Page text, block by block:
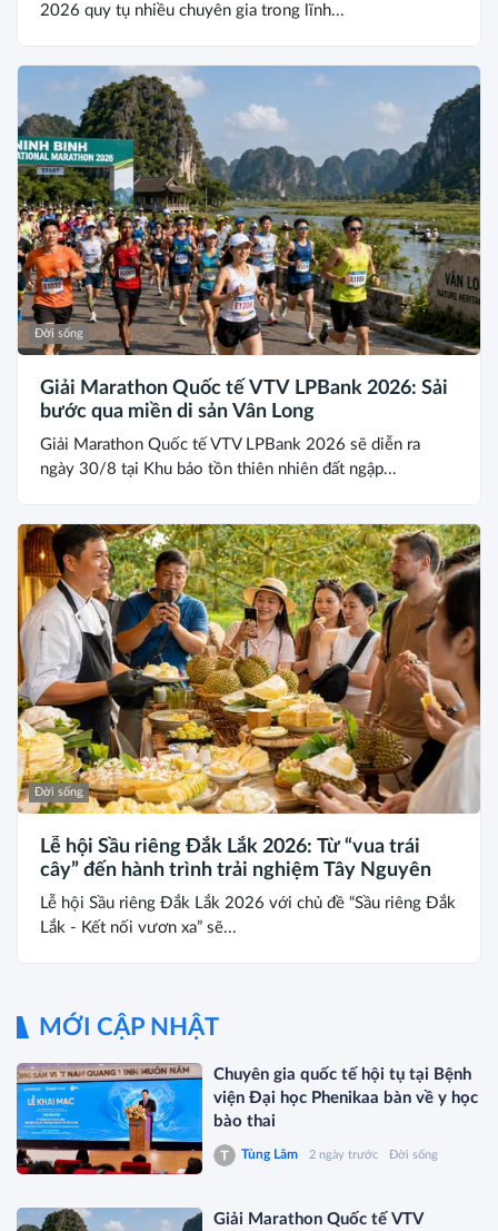
2026 quy tụ nhiều chuyên gia trong lĩnh...
Đời sống
Giải Marathon Quốc tế VTV LPBank 2026: Sải
bước qua miền di sản Vân Long
Giải Marathon Quốc tế VTV LPBank 2026 sẽ diễn ra
ngày 30/8 tại Khu bảo tồn thiên nhiên đất ngập...
Đời sống
Lễ hội Sầu riêng Đắk Lắk 2026: Từ “vua trái
cây” đến hành trình trải nghiệm Tây Nguyên
Lễ hội Sầu riêng Đắk Lắk 2026 với chủ đề “Sầu riêng Đắk
Lắk - Kết nối vươn xa” sẽ...
MỚI CẬP NHẬT
Chuyên gia quốc tế hội tụ tại Bệnh
viện Đại học Phenikaa bàn về y học
bào thai
Tùng Lâm 2 ngày trước Đời sống
Giải Marathon Quốc tế VTV